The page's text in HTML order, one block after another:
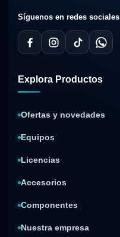
Síguenos en redes sociales
Explora Productos
Ofertas y novedades
Equipos
Licencias
Accesorios
Componentes
Nuestra empresa